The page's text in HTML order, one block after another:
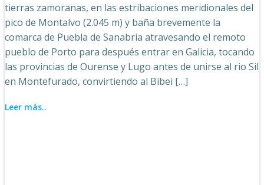
tierras zamoranas, en las estribaciones meridionales del
pico de Montalvo (2.045 m) y baña brevemente la
comarca de Puebla de Sanabria atravesando el remoto
pueblo de Porto para después entrar en Galicia, tocando
las provincias de Ourense y Lugo antes de unirse al rio Sil
en Montefurado, convirtiendo al Bibei […]
Leer más..